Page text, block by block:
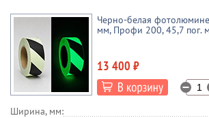
Черно-белая
мм, Профи 200, 45,7 пог. м
13 400 ₽
Ширина, мм: